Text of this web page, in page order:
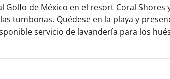
de México en el resort Coral
tumbonas. Quédese en la playa y
servicio de lavandería para los